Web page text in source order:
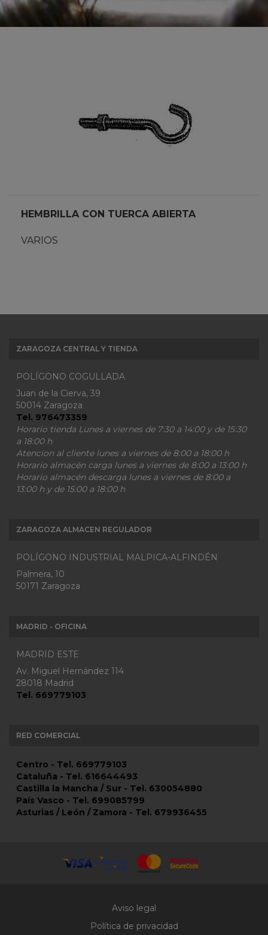
HEMBRILLA CON TUERCA ABIERTA
VARIOS
ZARAGOZA CENTRAL Y TIENDA
POLÍGONO COGULLADA
Juan de la Cierva, 39
50014 Zaragoza
Tel. 976473359
Horario tienda Lunes a viernes de 7:30 a 14:00 y de 15:30
a 18:00 h
Atencion al cliente lunes a viernes de 8:00 a 18:00 h
Horario almacén carga lunes a viernes de 8:00 a 13:00 h
Horario almacén descarga lunes a viernes de 8:00 a
13:00 h y de 15:00 a 18:00 h
ZARAGOZA ALMACEN REGULADOR
POLÍGONO INDUSTRIAL MALPICA-ALFINDÉN
Palmera, 10
50171 Zaragoza
MADRID - OFICINA
MADRID ESTE
Av. Miguel Hernández 114
28018 Madrid
Tel. 669779103
RED COMERCIAL
Centro - Tel. 669779103
Cataluña - Tel. 616644493
Castilla la Mancha / Sur - Tel. 630054880
País Vasco - Tel. 699085799
Asturias / León / Zamora - Tel. 679936455
Aviso legal
Política de privacidad